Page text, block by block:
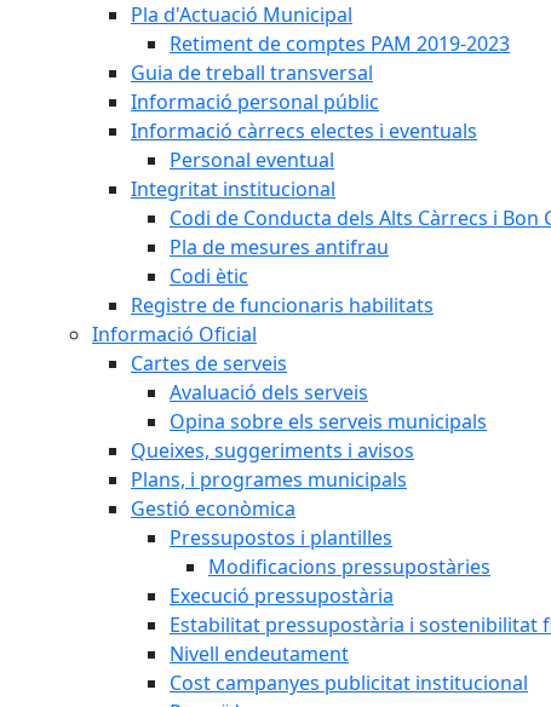
Pla d'Actuació Municipal
Retiment de comptes PAM 2019-2023
Guia de treball transversal
Informació personal públic
Informació càrrecs electes i eventuals
Personal eventual
Integritat institucional
Codi de Conducta dels Alts Càrrecs i Bon
Pla de mesures antifrau
Codi ètic
Registre de funcionaris habilitats
Informació Oficial
Cartes de serveis
Avaluació dels serveis
Opina sobre els serveis municipals
Queixes, suggeriments i avisos
Plans, i programes municipals
Gestió econòmica
Pressupostos i plantilles
Modificacions pressupostàries
Execució pressupostària
Estabilitat pressupostària i sostenibilitat
Nivell endeutament
Cost campanyes publicitat institucional